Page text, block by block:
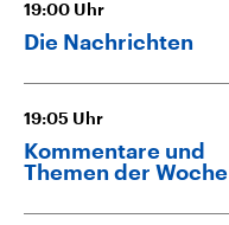
19:00 Uhr
Die Nachrichten
19:05 Uhr
Kommentare und
Themen der Woche